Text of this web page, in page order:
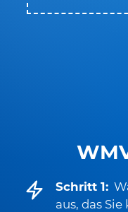
Schritt 1:
aus, das